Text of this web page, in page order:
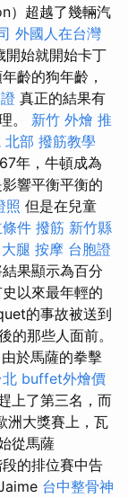
）超越了幾輛汽
外國人在台灣
開始就開始卡丁
齡的狗年齡，
真正的結果有
。 新竹 外燴 推
北部 撥筋教學
年，牛頓成為
響平衡平衡的
照 但是在兒童
件 撥筋 新竹縣
大腿 按摩 台胞證
果顯示為百分
以來最年輕的
的事故被送到
的那些人面前。
由於馬薩的拳擊
buffet外燴價
上了第三名，而
洲大獎賽上，瓦
從馬薩
的排位賽中告
台中整骨神